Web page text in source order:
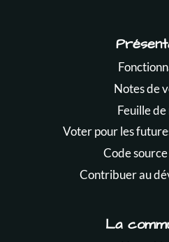
Notes de
Feuille
Voter pour les
Code
Contribuer au
La